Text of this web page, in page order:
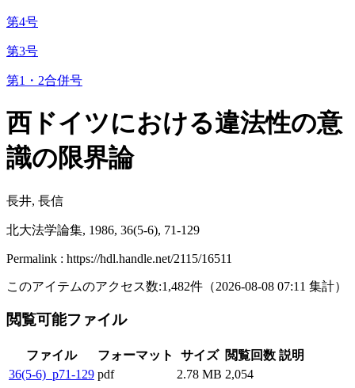
第4号
第3号
第1・2合併号
西ドイツにおける違法性の意
識の限界論
長井, 長信
北大法学論集, 1986, 36(5-6), 71-129
Permalink : https://hdl.handle.net/2115/16511
このアイテムのアクセス数:1,482件 （2026-08-08 07:11 集計）
閲覧可能ファイル
ファイル フォーマット サイズ 閲覧回数 説明
36(5-6)_p71-129 pdf 2.78 MB 2,054